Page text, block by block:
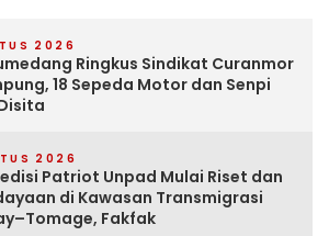
2026
Ringkus Sindikat Curanmor
18 Sepeda Motor dan Senpi
2026
Patriot Unpad Mulai Riset dan
di Kawasan Transmigrasi
Fakfak